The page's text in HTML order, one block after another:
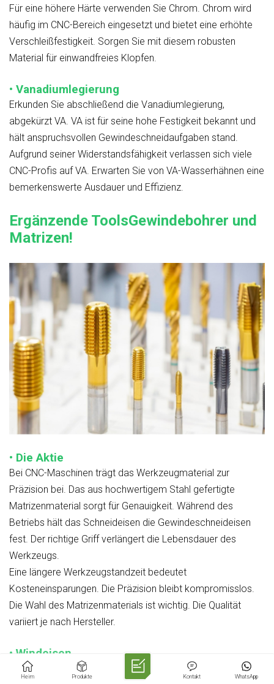
Für eine höhere Härte verwenden Sie Chrom. Chrom wird
häufig im CNC-Bereich eingesetzt und bietet eine erhöhte
Verschleißfestigkeit. Sorgen Sie mit diesem robusten
Material für einwandfreies Klopfen.
• Vanadiumlegierung
Erkunden Sie abschließend die Vanadiumlegierung,
abgekürzt VA. VA ist für seine hohe Festigkeit bekannt und
hält anspruchsvollen Gewindeschneidaufgaben stand.
Aufgrund seiner Widerstandsfähigkeit verlassen sich viele
CNC-Profis auf VA. Erwarten Sie von VA-Wasserhähnen eine
bemerkenswerte Ausdauer und Effizienz.
Ergänzende ToolsGewindebohrer und
Matrizen!
• Die Aktie
Bei CNC-Maschinen trägt das Werkzeugmaterial zur
Präzision bei. Das aus hochwertigem Stahl gefertigte
Matrizenmaterial sorgt für Genauigkeit. Während des
Betriebs hält das Schneideisen die Gewindeschneideisen
fest. Der richtige Griff verlängert die Lebensdauer des
Werkzeugs.
Eine längere Werkzeugstandzeit bedeutet
Kosteneinsparungen. Die Präzision bleibt kompromisslos.
Die Wahl des Matrizenmaterials ist wichtig. Die Qualität
variiert je nach Hersteller.
• Windeisen
Windeisen spielen eine entscheidende Rolle. CNC-
Heim Produkte WhatsApp
Kontakt